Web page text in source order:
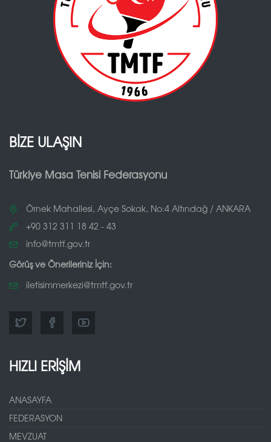
BİZE ULAŞIN
Türkiye Masa Tenisi Federasyonu
Örnek Mahallesi, Ayçe Sokak, No:4 Altındağ / ANKARA
+90 312 311 18 42 - 43
info@tmtf.gov.tr
Görüş ve Önerileriniz İçin:
iletisimmerkezi@tmtf.gov.tr
HIZLI ERİŞİM
ANASAYFA
FEDERASYON
MEVZUAT